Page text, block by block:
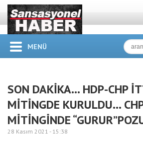
MENÜ
SON DAKİKA… HDP-CHP
MİTİNGDE KURULDU…
MİTİNGİNDE
28 Kasım 2021 - 15:38